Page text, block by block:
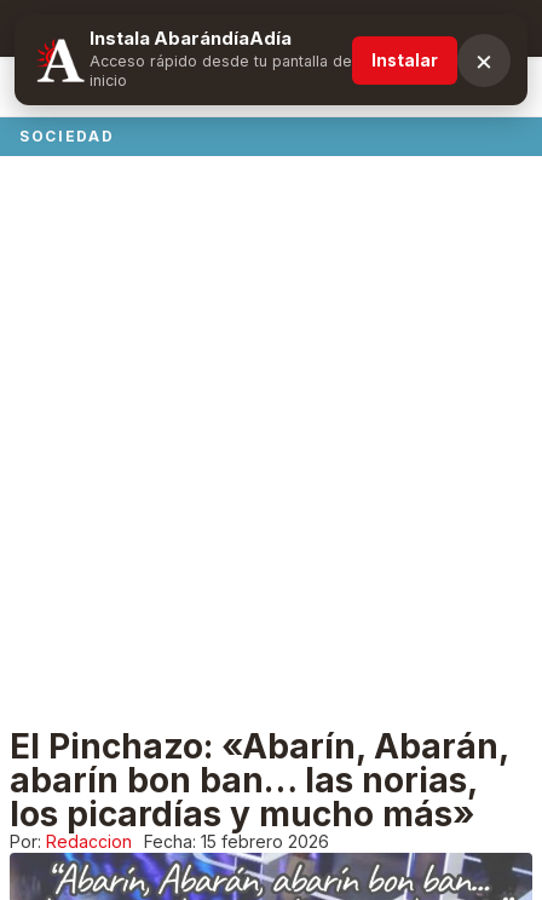
Suscríbete y obtén ventajas exclusivas
SOCIEDAD
El Pinchazo: «Abarín, Abarán,
abarín bon ban… las norias,
los picardías y mucho más»
Por: Redaccion Fecha: 15 febrero 2026
Instala AbarándíaAdía
Acceso rápido desde tu pantalla de
inicio
Instalar ×